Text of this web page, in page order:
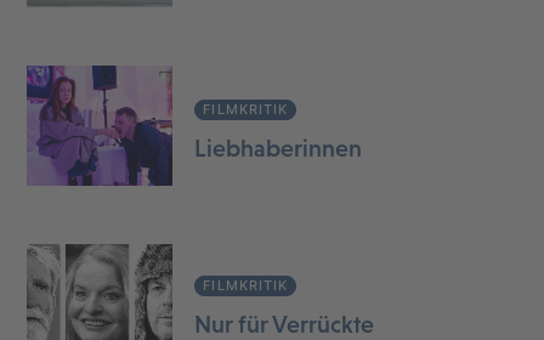
FILMKRITIK
Liebhaberinnen
FILMKRITIK
Nur für Verrückte